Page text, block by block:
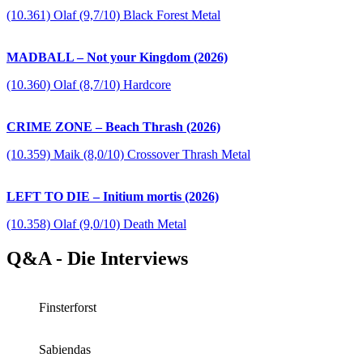
(10.361) Olaf (9,7/10) Black Forest Metal
MADBALL – Not your Kingdom (2026)
(10.360) Olaf (8,7/10) Hardcore
CRIME ZONE – Beach Thrash (2026)
(10.359) Maik (8,0/10) Crossover Thrash Metal
LEFT TO DIE – Initium mortis (2026)
(10.358) Olaf (9,0/10) Death Metal
Q&A - Die Interviews
Finsterforst
Sabiendas